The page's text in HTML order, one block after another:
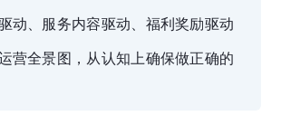
动、服务内容驱动、福利奖励驱动
营全景图，从认知上确保做正确的